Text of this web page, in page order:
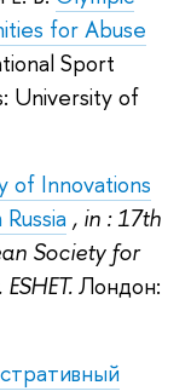
for Abuse
Sport
University of
of Innovations
, in : 17th
Society for
Лондон: